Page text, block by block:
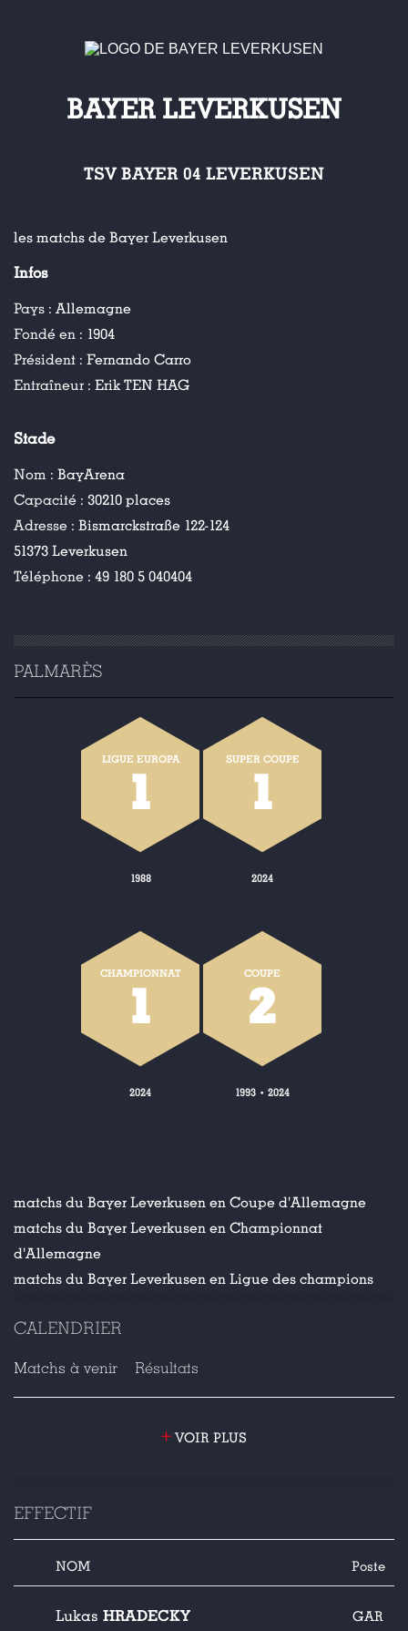
BAYER LEVERKUSEN
TSV BAYER 04 LEVERKUSEN
les matchs de Bayer Leverkusen
Infos
Pays : Allemagne
Fondé en : 1904
Président : Fernando Carro
Entraîneur : Erik TEN HAG
Stade
Nom : BayArena
Capacité : 30210 places
Adresse : Bismarckstraße 122-124
51373 Leverkusen
Téléphone : 49 180 5 040404
PALMARÈS
LIGUE EUROPA
1
1988
SUPER COUPE
1
2024
CHAMPIONNAT
1
2024
COUPE
2
1993 • 2024
matchs du Bayer Leverkusen en Coupe d'Allemagne
matchs du Bayer Leverkusen en Championnat
d'Allemagne
matchs du Bayer Leverkusen en Ligue des champions
CALENDRIER
Matchs à venir Résultats
+ VOIR PLUS
EFFECTIF
NOM Poste
Lukas HRADECKY GAR